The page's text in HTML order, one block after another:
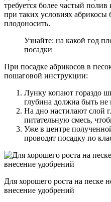
требуется более частый
при таких условиях абрикосы
плодоносить.
Узнайте: на какой год
посадки
При посадке абрикосов в
пошаговой инструкции:
Лунку копают гораздо
глубина должна быть
На дно настилают слой
питательную смесь,
Уже в центре
проводят посадку по
Для хорошего роста на песке
внесение удобрений